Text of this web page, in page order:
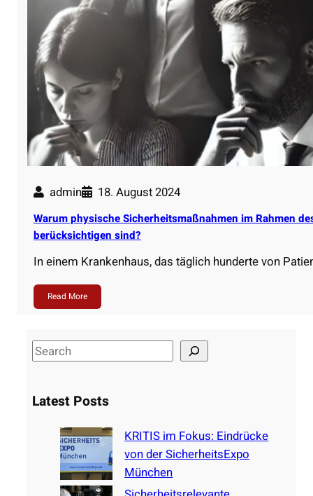
admin 18. August 2024
Warum physische Sicherheitsmaßnahmen im Rahmen
berücksichtigen sind?
In einem Krankenhaus, das täglich hunderte von
Read More
S
e
r
Latest Posts
KRITIS im Fokus: Eindrücke
von der SicherheitsExpo
München